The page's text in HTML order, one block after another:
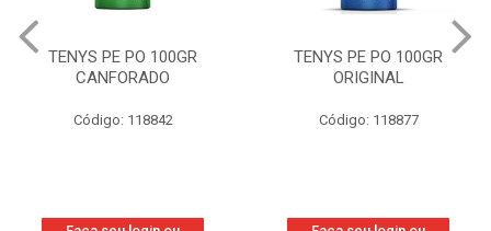
TENYS PE PO 100GR
CANFORADO
Código: 118842
TENYS PE PO 100GR
ORIGINAL
Código: 118877